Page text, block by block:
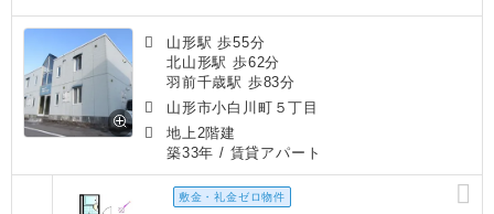
山形駅 歩55分
北山形駅 歩62分
羽前千歳駅 歩83分
山形市小白川町５丁目
地上2階建
築33年 / 賃貸アパート
敷金・礼金ゼロ物件